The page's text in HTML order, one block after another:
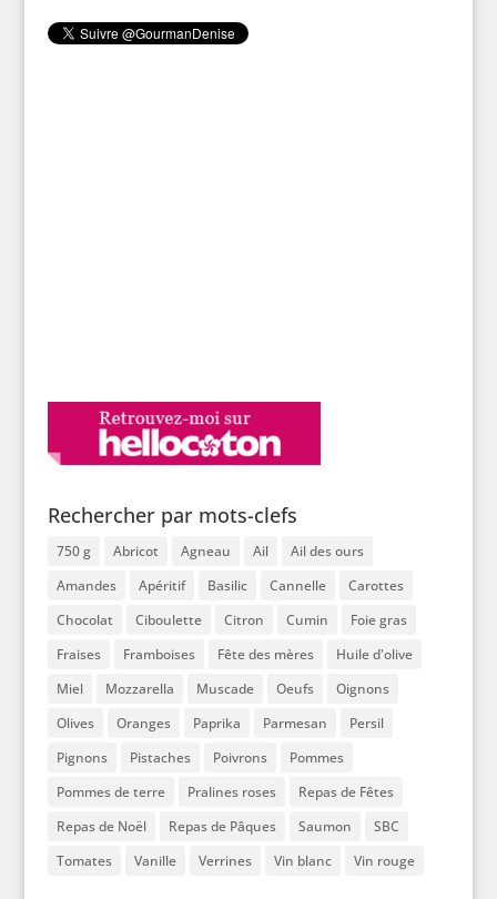
Rechercher par mots-clefs
750 g Abricot Agneau Ail
Ail des ours
Amandes
Apéritif Basilic Cannelle
Carottes
Chocolat
Ciboulette Citron Cumin
Foie gras
Fraises
Framboises Fête des mères
Huile d'olive
Miel
Mozzarella Muscade Oeufs
Oignons
Olives
Oranges Paprika Parmesan
Persil
Pignons
Pistaches Poivrons
Pommes
Pommes de terre
Pralines roses
Repas de Fêtes
Repas de Noël
Repas de Pâques Saumon
SBC
Tomates
Vanille Verrines Vin blanc Vin rouge